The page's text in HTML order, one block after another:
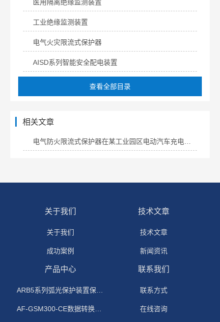
医用隔离绝缘监测装置
工业绝缘监测装置
电气火灾限流式保护器
AISD系列智能安全配电装置
查看全部目录
相关文章
关于我们
关于我们
成功案例
技术文章
技术文章
新闻资讯
产品中心
ARB5系列弧光保护装置保护功能原理
AF-GSM300-CE数据转换模块
联系我们
联系方式
在线咨询